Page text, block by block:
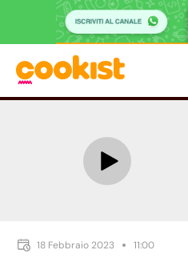
18 Febbraio 2023 11:00